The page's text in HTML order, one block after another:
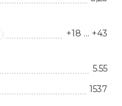
+18 … +43
5.55
1537